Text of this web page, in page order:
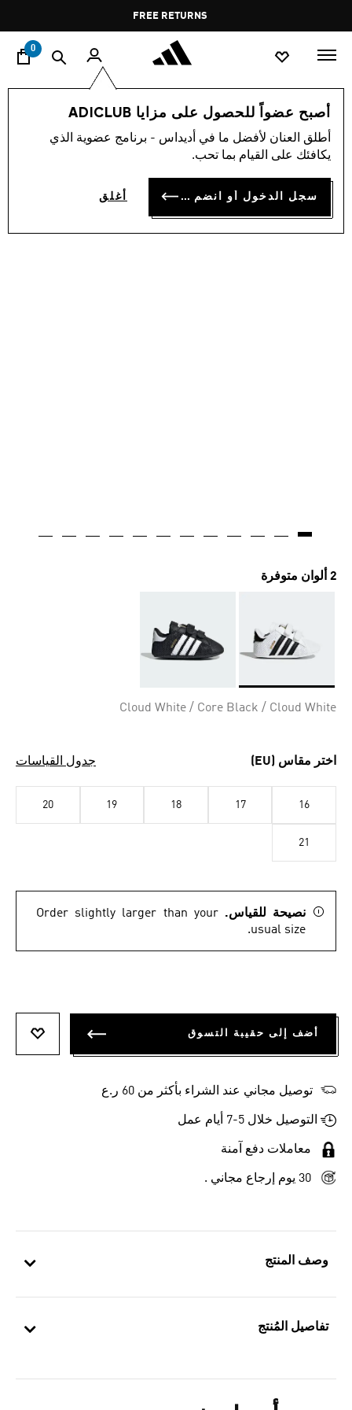
Pause
promotion
rotation
FREE RETURNS
0
أصبح عضواً للحصول على مزايا ADICLUB
أطلق العنان لأفضل ما في أديداس - برنامج عضوية الذي
يكافئك على القيام بما تحب.
سجل الدخول أو انضم الآن أغلق
وصف المنتج
تفاصيل المُنتج
الأطفال أحذية
حذاء SUPERSTAR
OMR 20.00
2 ألوان متوفرة
Cloud White / Core Black / Cloud White
اختر مقاس (EU) جدول القياسات
16
17
18
19
20
21
نصيحة للقياس.Order slightly larger than your
usual size.
أضف إلى حقيبة التسوق
توصيل مجاني عند الشراء بأكثر من 60 ر.ع
التوصيل خلال 5-7 أيام عمل
معاملات دفع آمنة